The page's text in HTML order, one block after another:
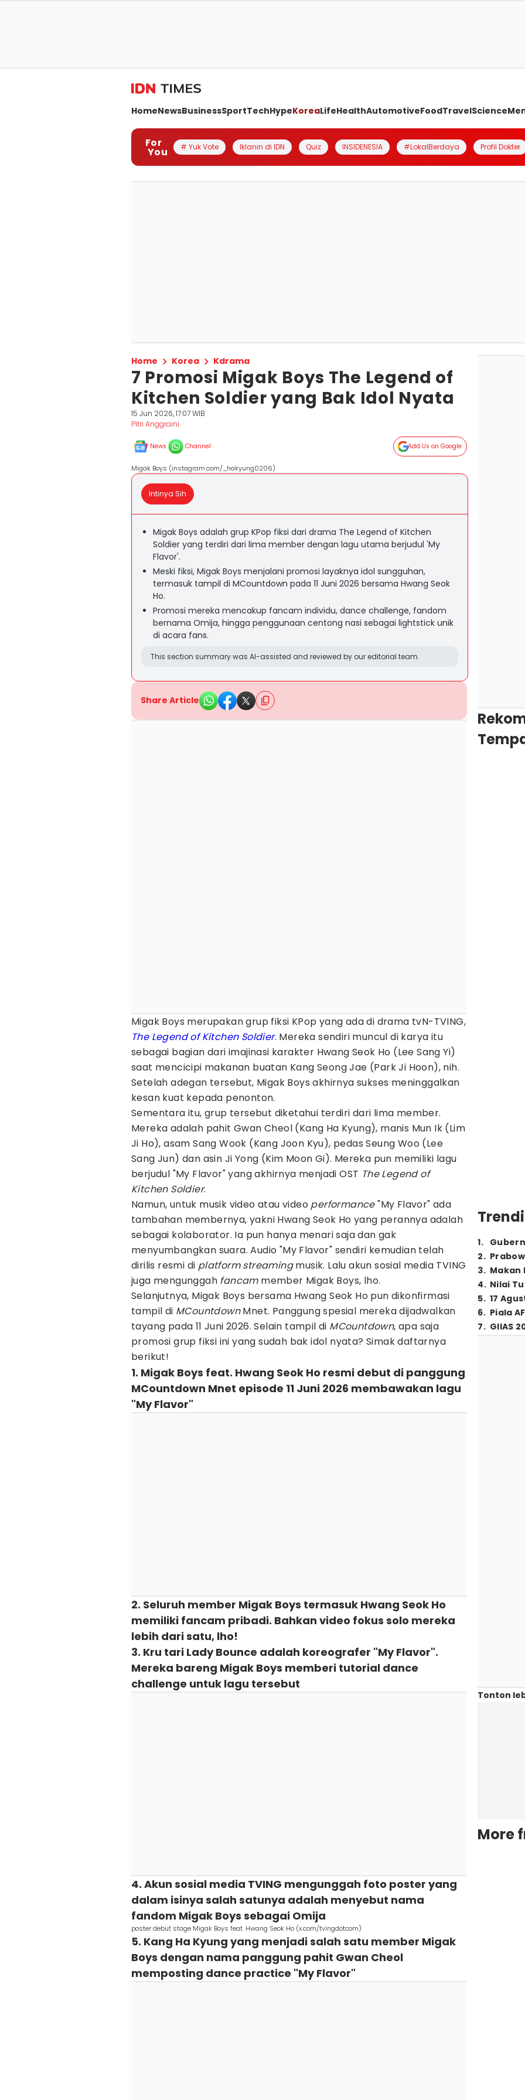
HomeNewsBusinessSportTechHypeKoreaLifeHealthAutomotiveFoodTravelScience
For
You # Yuk Vote Iklanin di IDN Quiz INSIDENESIA #LokalBerdaya Profil Dokter
Home Korea Kdrama
7 Promosi Migak Boys The Legend of
Kitchen Soldier yang Bak Idol Nyata
15 Jun 2026, 17:07 WIB
Pitri Anggraini
News Channel Add Us on Google
Migak Boys (instagram.com/_hakyung0206)
Intinya Sih
Migak Boys adalah grup KPop fiksi dari drama The Legend of Kitchen
Soldier yang terdiri dari lima member dengan lagu utama berjudul 'My
Flavor'.
Meski fiksi, Migak Boys menjalani promosi layaknya idol sungguhan,
termasuk tampil di MCountdown pada 11 Juni 2026 bersama Hwang Seok
Ho.
Promosi mereka mencakup fancam individu, dance challenge, fandom
bernama Omija, hingga penggunaan centong nasi sebagai lightstick unik
di acara fans.
This section summary was AI-assisted and reviewed by our editorial team.
Share Article
Migak Boys merupakan grup fiksi KPop yang ada di drama tvN-TVING,
The Legend of Kitchen Soldier. Mereka sendiri muncul di karya itu
sebagai bagian dari imajinasi karakter Hwang Seok Ho (Lee Sang Yi)
saat mencicipi makanan buatan Kang Seong Jae (Park Ji Hoon), nih.
Setelah adegan tersebut, Migak Boys akhirnya sukses meninggalkan
kesan kuat kepada penonton.
Sementara itu, grup tersebut diketahui terdiri dari lima member.
Mereka adalah pahit Gwan Cheol (Kang Ha Kyung), manis Mun Ik (Lim
Ji Ho), asam Sang Wook (Kang Joon Kyu), pedas Seung Woo (Lee
Sang Jun) dan asin Ji Yong (Kim Moon Gi). Mereka pun memiliki lagu
berjudul "My Flavor" yang akhirnya menjadi OST The Legend of
Kitchen Soldier.
Namun, untuk musik video atau video performance"My Flavor" ada
tambahan membernya, yakni Hwang Seok Ho yang perannya adalah
sebagai kolaborator. Ia pun hanya menari saja dan gak
menyumbangkan suara. Audio "My Flavor" sendiri kemudian telah
dirilis resmi di platform streamingmusik. Lalu akun sosial media TVING
juga mengunggah fancammember Migak Boys, lho.
Selanjutnya, Migak Boys bersama Hwang Seok Ho pun dikonfirmasi
tampil di MCountdownMnet. Panggung spesial mereka dijadwalkan
tayang pada 11 Juni 2026. Selain tampil di MCountdown, apa saja
promosi grup fiksi ini yang sudah bak idol nyata? Simak daftarnya
berikut!
1. Migak Boys feat. Hwang Seok Ho resmi debut di panggung
MCountdown Mnet episode 11 Juni 2026 membawakan lagu
"My Flavor"
2. Seluruh member Migak Boys termasuk Hwang Seok Ho
memiliki fancam pribadi. Bahkan video fokus solo mereka
lebih dari satu, lho!
3. Kru tari Lady Bounce adalah koreografer "My Flavor".
Mereka bareng Migak Boys memberi tutorial dance
challenge untuk lagu tersebut
4. Akun sosial media TVING mengunggah foto poster yang
dalam isinya salah satunya adalah menyebut nama
fandom Migak Boys sebagai Omija
poster debut stage Migak Boys feat. Hwang Seok Ho (x.com/tvingdotcom)
5. Kang Ha Kyung yang menjadi salah satu member Migak
Boys dengan nama panggung pahit Gwan Cheol
memposting dance practice "My Flavor"
1.
2.
3. Makan
4. Nilai
5. 17
6. Piala
7. GIIAS
Tonton
More